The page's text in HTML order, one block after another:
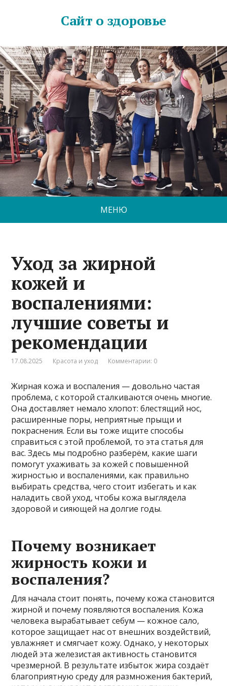
Сайт о здоровье
МЕНЮ
Уход за жирной
кожей и
воспалениями:
лучшие советы и
рекомендации
17.08.2025 Красота и уход Комментарии: 0
Жирная кожа и воспаления — довольно частая
проблема, с которой сталкиваются очень многие.
Она доставляет немало хлопот: блестящий нос,
расширенные поры, неприятные прыщи и
покраснения. Если вы тоже ищите способы
справиться с этой проблемой, то эта статья для
вас. Здесь мы подробно разберём, какие шаги
помогут ухаживать за кожей с повышенной
жирностью и воспалениями, как правильно
выбирать средства, чего стоит избегать и как
наладить свой уход, чтобы кожа выглядела
здоровой и сияющей на долгие годы.
Почему возникает
жирность кожи и
воспаления?
Для начала стоит понять, почему кожа становится
жирной и почему появляются воспаления. Кожа
человека вырабатывает себум — кожное сало,
которое защищает нас от внешних воздействий,
увлажняет и смягчает кожу. Однако, у некоторых
людей эта железистая активность становится
чрезмерной. В результате избыток жира создаёт
благоприятную среду для размножения бактерий,